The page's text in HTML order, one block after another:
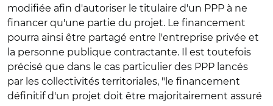
modifiée afin d'autoriser le titulaire d'un PPP à ne
financer qu'une partie du projet. Le financement
pourra ainsi être partagé entre l'entreprise privée et
la personne publique contractante. Il est toutefois
précisé que dans le cas particulier des PPP lancés
par les collectivités territoriales, "le financement
définitif d'un projet doit être majoritairement assuré